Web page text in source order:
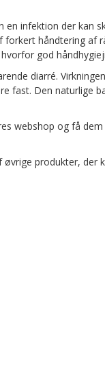
infektion der kan
forkert håndtering af
god
diarré.
fast. Den naturlige
webshop og få
produkter, der